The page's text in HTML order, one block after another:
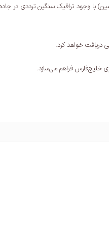
دریافت خواهد کرد.
خلیج‌فارس فراهم می‌سازد.